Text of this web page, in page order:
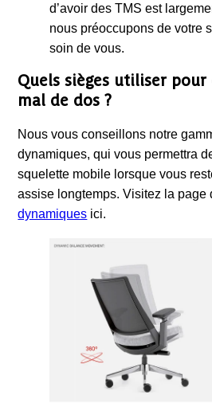
d’avoir des TMS est
nous préoccupons de votre
soin de vous.
Quels sièges utiliser
mal de dos ?
Nous vous conseillons notre
dynamiques, qui vous permettra
squelette mobile lorsque vous
assise longtemps. Visitez la page
dynamiques ici.